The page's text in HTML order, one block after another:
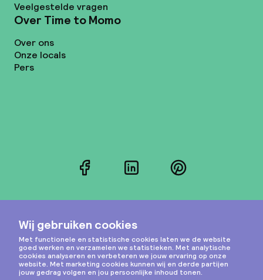
Veelgestelde vragen
Over Time to Momo
Over ons
Onze locals
Pers
FacebookLinkedInPinterest
Instagram